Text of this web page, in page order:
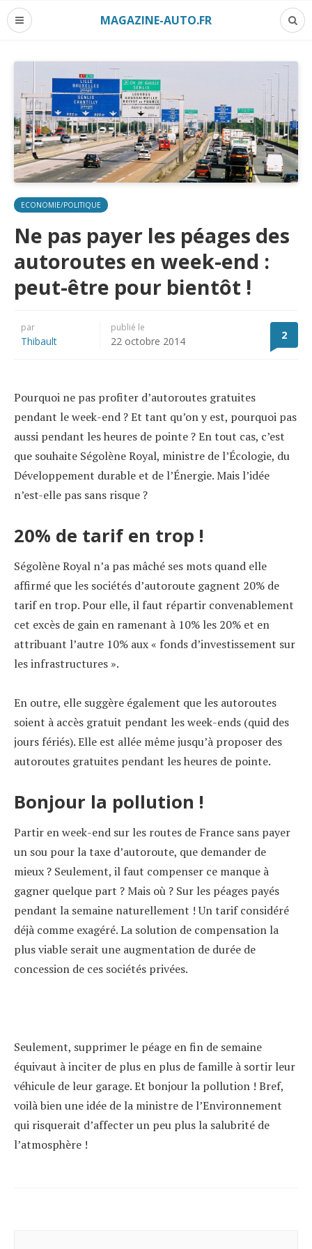
MAGAZINE-AUTO.FR
ECONOMIE/POLITIQUE
Ne pas payer les péages des
autoroutes en week-end :
peut-être pour bientôt !
par
Thibault
publié le
22 octobre 2014 2
Pourquoi ne pas profiter d’autoroutes gratuites
pendant le week-end ? Et tant qu’on y est, pourquoi pas
aussi pendant les heures de pointe ? En tout cas, c’est
que souhaite Ségolène Royal, ministre de l’Écologie, du
Développement durable et de l’Énergie. Mais l’idée
n’est-elle pas sans risque ?
20% de tarif en trop !
Ségolène Royal n’a pas mâché ses mots quand elle
affirmé que les sociétés d’autoroute gagnent 20% de
tarif en trop. Pour elle, il faut répartir convenablement
cet excès de gain en ramenant à 10% les 20% et en
attribuant l’autre 10% aux « fonds d’investissement sur
les infrastructures ».
En outre, elle suggère également que les autoroutes
soient à accès gratuit pendant les week-ends (quid des
jours fériés). Elle est allée même jusqu’à proposer des
autoroutes gratuites pendant les heures de pointe.
Bonjour la pollution !
Partir en week-end sur les routes de France sans payer
un sou pour la taxe d’autoroute, que demander de
mieux ? Seulement, il faut compenser ce manque à
gagner quelque part ? Mais où ? Sur les péages payés
pendant la semaine naturellement ! Un tarif considéré
déjà comme exagéré. La solution de compensation la
plus viable serait une augmentation de durée de
concession de ces sociétés privées.
Seulement, supprimer le péage en fin de semaine
équivaut à inciter de plus en plus de famille à sortir leur
véhicule de leur garage. Et bonjour la pollution ! Bref,
voilà bien une idée de la ministre de l’Environnement
qui risquerait d’affecter un peu plus la salubrité de
l’atmosphère !